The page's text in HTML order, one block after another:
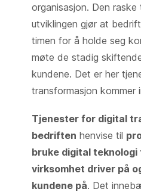
organisasjon. Den
utviklingen gjør at
timen for å holde seg
møte de stadig
kundene. Det er her
transformasjon kommer
Tjenester for digital
bedriften henvise til
bruke digital teknologi
virksomhet driver på
kundene på. Det